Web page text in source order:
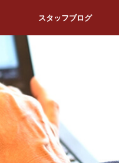
スタッフブログ